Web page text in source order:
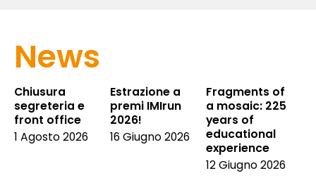
News
Chiusura
segreteria e
front office
1 Agosto 2026
Estrazione a
premi IMIrun
2026!
16 Giugno 2026
Fragments of
a mosaic: 225
years of
educational
experience
12 Giugno 2026